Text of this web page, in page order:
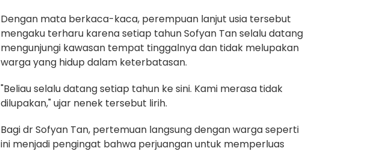
Dengan mata berkaca-kaca, perempuan lanjut usia tersebut
mengaku terharu karena setiap tahun Sofyan Tan selalu datang
mengunjungi kawasan tempat tinggalnya dan tidak melupakan
warga yang hidup dalam keterbatasan.
"Beliau selalu datang setiap tahun ke sini. Kami merasa tidak
dilupakan," ujar nenek tersebut lirih.
Bagi dr Sofyan Tan, pertemuan langsung dengan warga seperti
ini menjadi pengingat bahwa perjuangan untuk memperluas